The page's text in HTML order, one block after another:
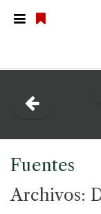
Fuentes
Archivos: